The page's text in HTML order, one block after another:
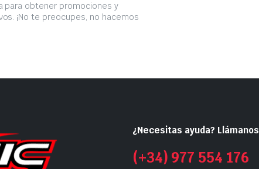
para obtener promociones y
¡No te preocupes, no hacemos
¿Necesitas ayuda? Llámanos
(+34) 977 554 176